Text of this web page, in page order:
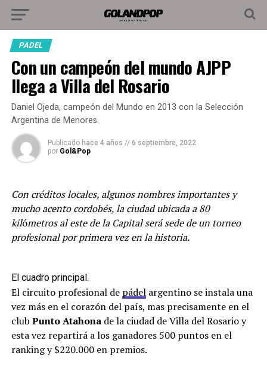
PADEL
Con un campeón del mundo AJPP
llega a Villa del Rosario
Daniel Ojeda, campeón del Mundo en 2013 con la Selección
Argentina de Menores.
Publicado hace 4 años // 6 septiembre, 2022
por Gol&Pop
Con créditos locales, algunos nombres importantes y
mucho acento cordobés, la ciudad ubicada a 80
kilómetros al este de la Capital será sede de un torneo
profesional por primera vez en la historia.
El cuadro principal.
El circuito profesional de pádelargentino se instala una
vez más en el corazón del país, mas precisamente en el
club Punto Atahonade la ciudad de Villa del Rosario y
esta vez repartirá a los ganadores 500 puntos en el
ranking y $220.000 en premios.